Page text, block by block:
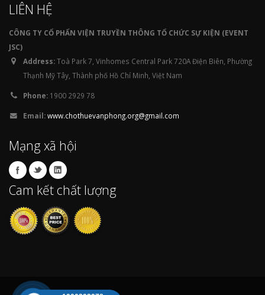
LIÊN HỆ
CÔNG TY CỔ PHẨN VIỆN TRUYỀN THÔNG TỔ CHỨC SỰ KIỆN (EVENT
JSC)
Address:Toà Park 7, Vinhomes Central Park 720A Điện Biên, Phường
Thạnh Mỹ Tây, Thành phố Hồ Chí Minh, Việt Nam
Phone: 1900 2929 78
Email:www.chothuevanphong.org@gmail.com
Mạng xã hội
Cam kết chất lượng